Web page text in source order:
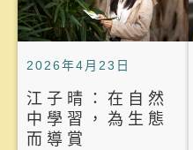
2026年4月23日
江子晴：在自然
中學習，為生態
而導賞